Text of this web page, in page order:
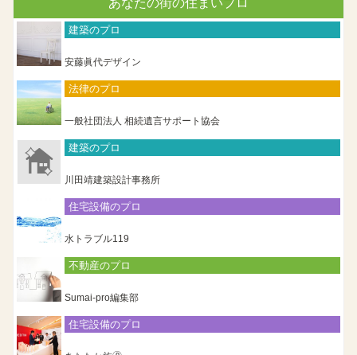
建築のプロ
安藤眞代デザイン
法律のプロ
一般社団法人 相続遺言サポート協会
建築のプロ
川田靖建築設計事務所
住宅設備のプロ
水トラブル119
不動産のプロ
Sumai-pro編集部
住宅設備のプロ